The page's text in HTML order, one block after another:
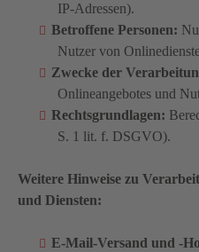
IP-Adressen).
Betroffene Personen:
Nutzer von
Zwecke der
Onlineangebotes und
Rechtsgrundlagen:
S. 1 lit. f. DSGVO).
Weitere Hinweise zu
und Diensten:
E-Mail-Versand und -